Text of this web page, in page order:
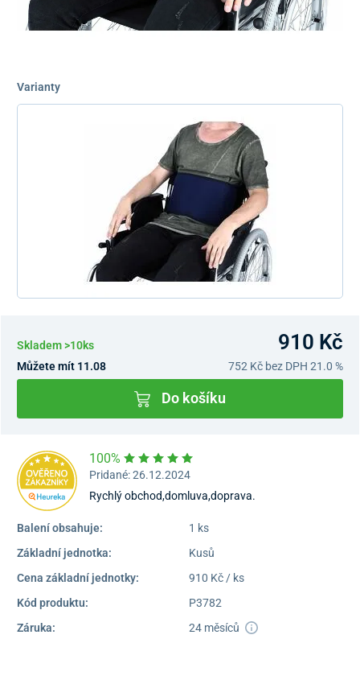
Varianty
Skladem >10ks 910 Kč
Můžete mít 11.08 752 Kč bez DPH 21.0 %
Do košíku
100%
Pridané: 26.12.2024
Rychlý obchod,domluva,doprava.
Balení obsahuje:
1 ks
Základní jednotka:
Kusů
Cena základní jednotky:
910 Kč / ks
Kód produktu:
P3782
Záruka:
24 měsíců